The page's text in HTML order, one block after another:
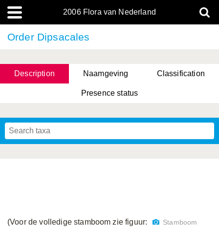
2006 Flora van Nederland
Order Dipsacales
Description Naamgeving Classification
Presence status
(Voor de volledige stamboom zie figuur:
Stamboom